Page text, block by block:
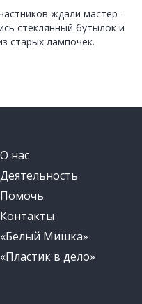
ждали мастер-
стеклянный бутылок и
старых лампочек.
О нас
Деятельность
Помочь
Контакты
«Белый Мишка»
«Пластик в дело»